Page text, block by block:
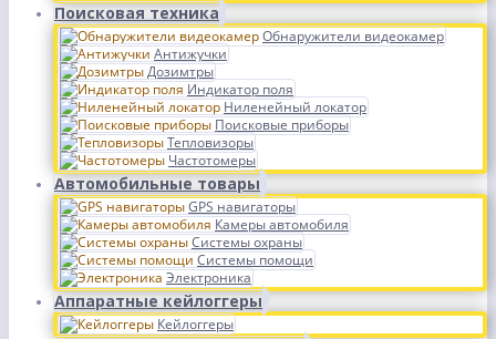
Поисковая техника
Обнаружители видеокамер
Антижучки
Дозимтры
Индикатор поля
Ниленейный локатор
Поисковые приборы
Тепловизоры
Частотомеры
Автомобильные товары
GPS навигаторы
Камеры автомобиля
Системы охраны
Системы помощи
Электроника
Аппаратные кейлоггеры
Кейлоггеры